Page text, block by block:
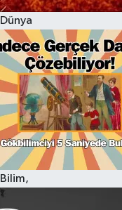
Dünya
Bilim,